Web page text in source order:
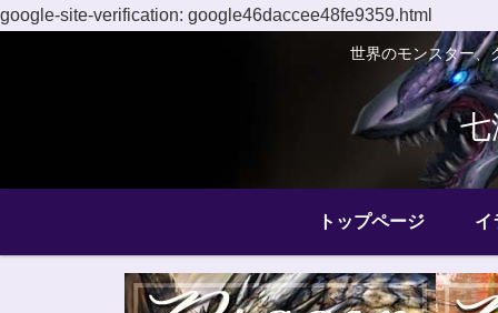
google-site-verification: google46daccee48fe9359.html
世界のモンスター、
トップページ イ